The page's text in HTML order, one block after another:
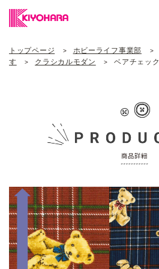
トップページ ホビーライフ事業部
す
クラシカルモダン ベアチェック